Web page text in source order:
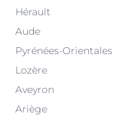
Hérault
Aude
Pyrénées-Orientales
Lozère
Aveyron
Ariège